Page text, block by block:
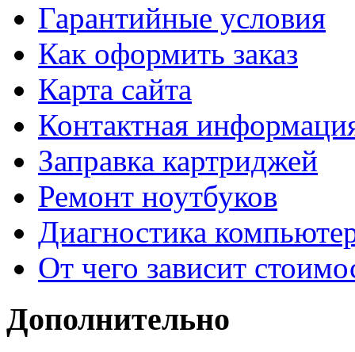
Гарантийные условия
Как оформить заказ
Карта сайта
Контактная
Заправка картриджей
Ремонт ноутбуков
Диагностика
От чего зависит
Дополнительно